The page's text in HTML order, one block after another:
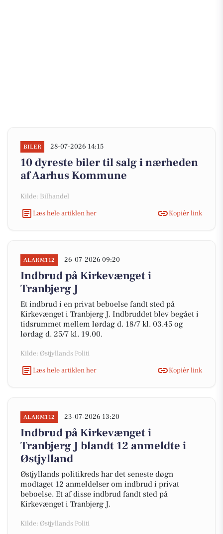
BILER 28-07-2026 14:15
10 dyreste biler til salg i nærheden
af Aarhus Kommune
Kilde: Bilhandel
Læs hele artiklen her
Kopiér link
ALARM112 26-07-2026 09:20
Indbrud på Kirkevænget i
Tranbjerg J
Et indbrud i en privat beboelse fandt sted på
Kirkevænget i Tranbjerg J. Indbruddet blev begået i
tidsrummet mellem lørdag d. 18/7 kl. 03.45 og
lørdag d. 25/7 kl. 19.00.
Kilde: Østjyllands Politi
Læs hele artiklen her
Kopiér link
ALARM112 23-07-2026 13:20
Indbrud på Kirkevænget i
Tranbjerg J blandt 12 anmeldte i
Østjylland
Østjyllands politikreds har det seneste døgn
modtaget 12 anmeldelser om indbrud i privat
beboelse. Et af disse indbrud fandt sted på
Kirkevænget i Tranbjerg J.
Kilde: Østjyllands Politi